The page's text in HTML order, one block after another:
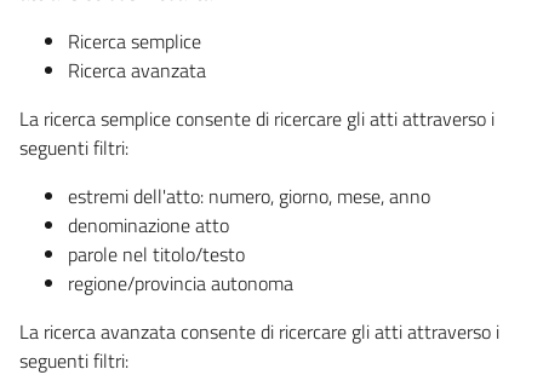
Ricerca semplice
Ricerca avanzata
La ricerca semplice consente di ricercare gli atti attraverso i
seguenti filtri:
estremi dell'atto: numero, giorno, mese, anno
denominazione atto
parole nel titolo/testo
regione/provincia autonoma
La ricerca avanzata consente di ricercare gli atti attraverso i
seguenti filtri: